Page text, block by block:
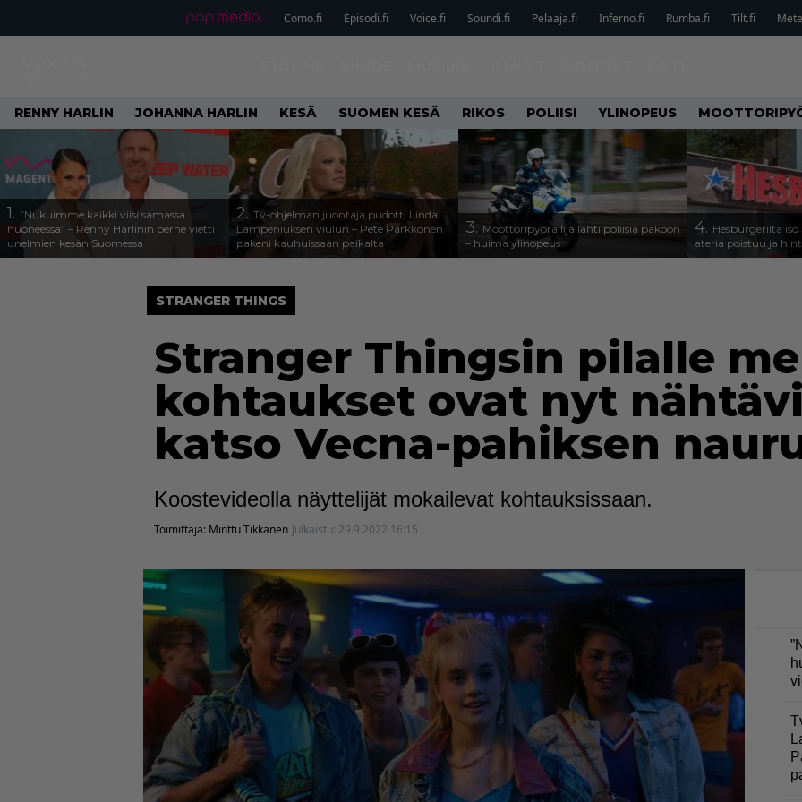
Como.fi Episodi.fi Voice.fi Soundi.fi Pelaaja.fi Inferno.fi Rumba.fi Tilt.fi
RENNY HARLIN JOHANNA HARLIN KESÄ SUOMEN KESÄ RIKOS POLIISI YLINOPEUS
1. ”Nukuimme kaikki viisi samassa
huoneessa” – Renny Harlinin perhe vietti
unelmien kesän Suomessa
2. Tv-ohjelman juontaja pudotti Linda
Lampeniuksen viulun – Pete Parkkonen
pakeni kauhuissaan paikalta
3. Moottoripyöräilijä lähti poliisia pakoon
– huima ylinopeus
4. Hesburgerilta
ateria poistuu ja
STRANGER THINGS
Stranger Thingsin pilalle
kohtaukset ovat nyt
katso Vecna-pahiksen
Koostevideolla näyttelijät mokailevat kohtauksissaan.
Toimittaja: Minttu Tikkanen Julkaistu: 29.9.2022 16:15